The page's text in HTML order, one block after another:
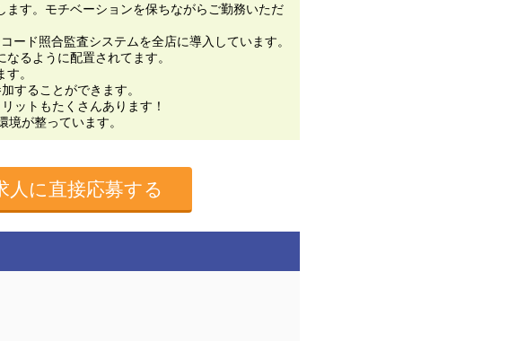
す。モチベーションを保ちながらご勤務いただ
ード照合監査システムを全店に導入しています。
るように配置されてます。
。
することができます。
ットもたくさんあります！
が整っています。
人に直接応募する